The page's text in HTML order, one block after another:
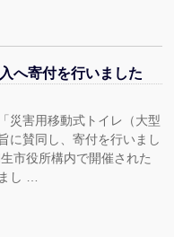
へ寄付を行いました
災害用移動式トイレ（大型
に賛同し、寄付を行いまし
市役所構内で開催された
し …